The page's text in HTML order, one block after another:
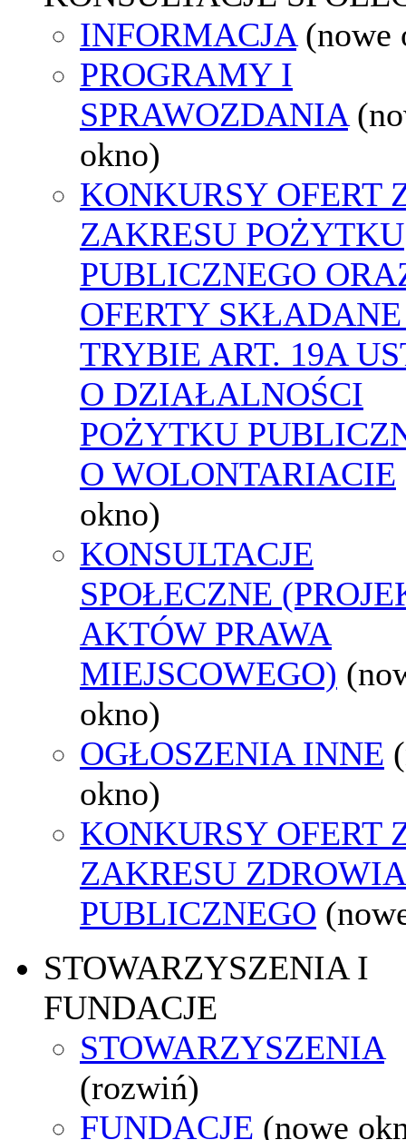
INFORMACJA (nowe
PROGRAMY I
SPRAWOZDANIA
okno)
KONKURSY OFERT
ZAKRESU POŻYTKU
PUBLICZNEGO
OFERTY
TRYBIE ART. 19A
O DZIAŁALNOŚCI
POŻYTKU
O WOLONTARIACIE
okno)
KONSULTACJE
SPOŁECZNE
AKTÓW PRAWA
MIEJSCOWEGO)
okno)
OGŁOSZENIA INNE
okno)
KONKURSY OFERT
ZAKRESU ZDROWIA
PUBLICZNEGO
STOWARZYSZENIA I
FUNDACJE
STOWARZYSZENIA
(rozwiń)
FUNDACJE (nowe